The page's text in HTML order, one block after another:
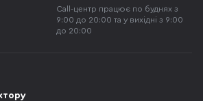
Call-центр працює по буднях з
9:00 до 20:00 та у вихідні з 9:00
до 20:00